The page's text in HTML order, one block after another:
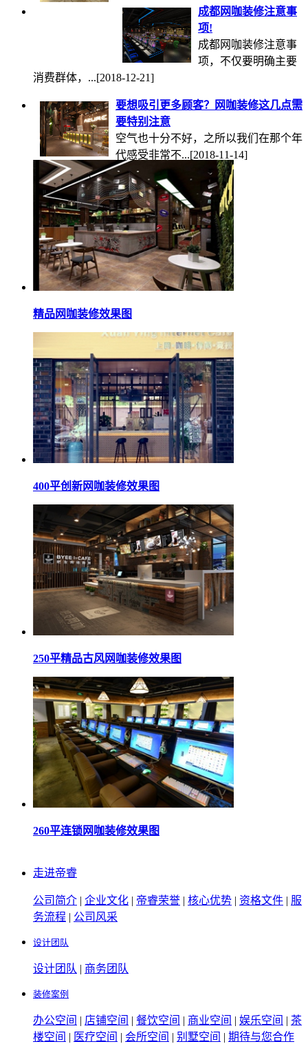
成都网咖装修注意事
项!
成都网咖装修注意事
项，不仅要明确主要
消费群体，...[2018-12-21]
要想吸引更多顾客？网咖装修这几点需
要特别注意
空气也十分不好，之所以我们在那个年
代感受非常不...[2018-11-14]
精品网咖装修效果图
400平创新网咖装修效果图
250平精品古风网咖装修效果图
260平连锁网咖装修效果图
走进帝睿
公司简介 | 企业文化 | 帝睿荣誉 | 核心优势 | 资格文件 | 服
务流程 | 公司风采
设计团队
设计团队 | 商务团队
装修案例
办公空间 | 店铺空间 | 餐饮空间 | 商业空间 | 娱乐空间 | 茶
楼空间 | 医疗空间 | 会所空间 | 别墅空间 | 期待与您合作